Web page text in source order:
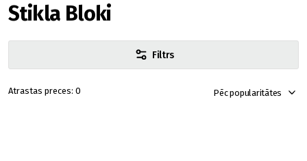
Stikla Bloki
Filtrs
0 Pēc popularitātes